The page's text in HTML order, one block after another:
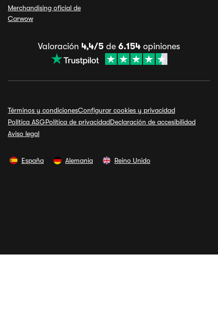
Merchandising oficial de
Carwow
Valoración 4,4/5 de 6.154 opiniones
Términos y condicionesConfigurar cookies y privacidad
Política ASGPolítica de privacidadDeclaración de accesibilidad
Aviso legal
España Alemania Reino Unido